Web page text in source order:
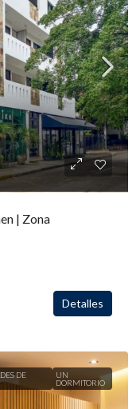
| Zona
Detalles
DE
UN
DORMITORIO